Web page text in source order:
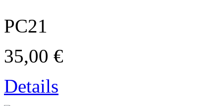
PC21
35,00 €
Details